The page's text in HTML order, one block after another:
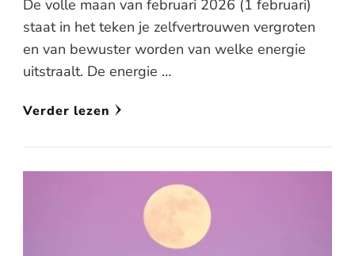
De volle maan van februari 2026 (1 februari)
staat in het teken je zelfvertrouwen vergroten
en van bewuster worden van welke energie
uitstraalt. De energie …
Verder lezen